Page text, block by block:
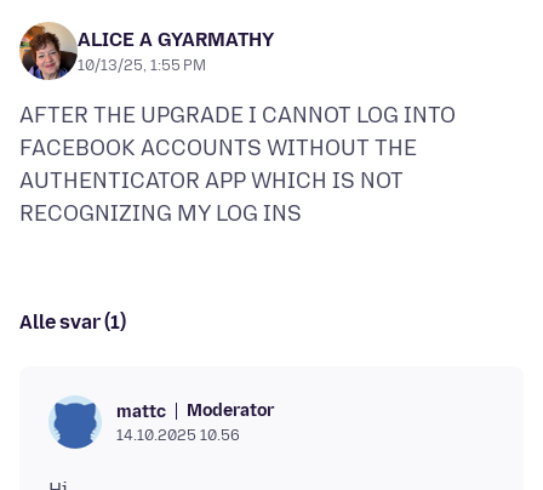
ALICE A GYARMATHY
10/13/25, 1:55 PM
AFTER THE UPGRADE I CANNOT LOG INTO
FACEBOOK ACCOUNTS WITHOUT THE
AUTHENTICATOR APP WHICH IS NOT
Alle svar (1)
mattc Moderator
14.10.2025 10.56